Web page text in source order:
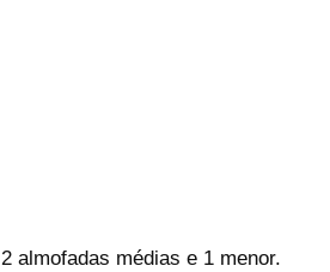
2 almofadas médias e 1 menor.